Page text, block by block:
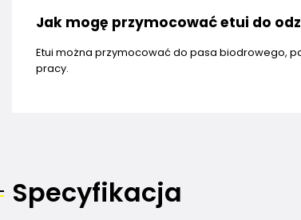
Jak mogę przymocować etui do
Etui można przymocować do pasa biodrowego,
pracy.
Specyfikacja